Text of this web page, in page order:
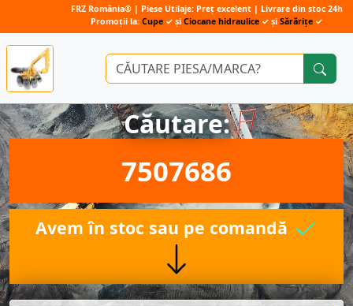
Căutare:
7507686
Avem în stoc sau pe comandă
FRZ România® | Piese Utilaje: Preț excelent | Livrare din stoc 24h
Promoții la: Cupe ✓ și Ciocane hidraulice ✓ și Sărărițe ✓